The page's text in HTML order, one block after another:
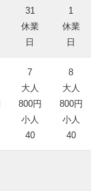
31
休業
日
1
休業
日
7
大人
800円
小人
40
8
大人
800円
小人
40